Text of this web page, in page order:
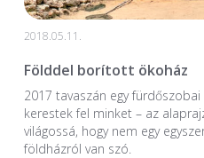
2018.05.11.
Földdel borított ökoház
2017 tavaszán egy
kerestek fel minket – az
világossá, hogy nem egy
földházról van szó.